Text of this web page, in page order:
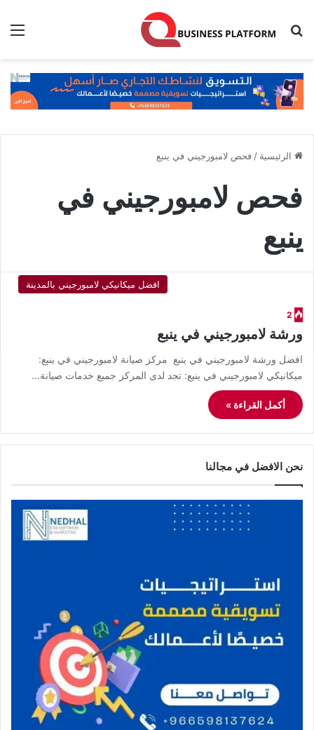
بحث عن
الرئيسية / فحص لامبورجيني في ينبع
فحص لامبورجيني في
ينبع
افضل ميكانيكي لامبورجيني بالمدينة
2
ورشة لامبورجيني في ينبع
افضل ورشة لامبورجيني في ينبع مركز صيانة لامبورجيني في ينبع:
ميكانيكي لامبورجيني في ينبع: تجد لدى المركز جميع خدمات صيانة…
أكمل القراءة »
نحن الافضل في مجالنا